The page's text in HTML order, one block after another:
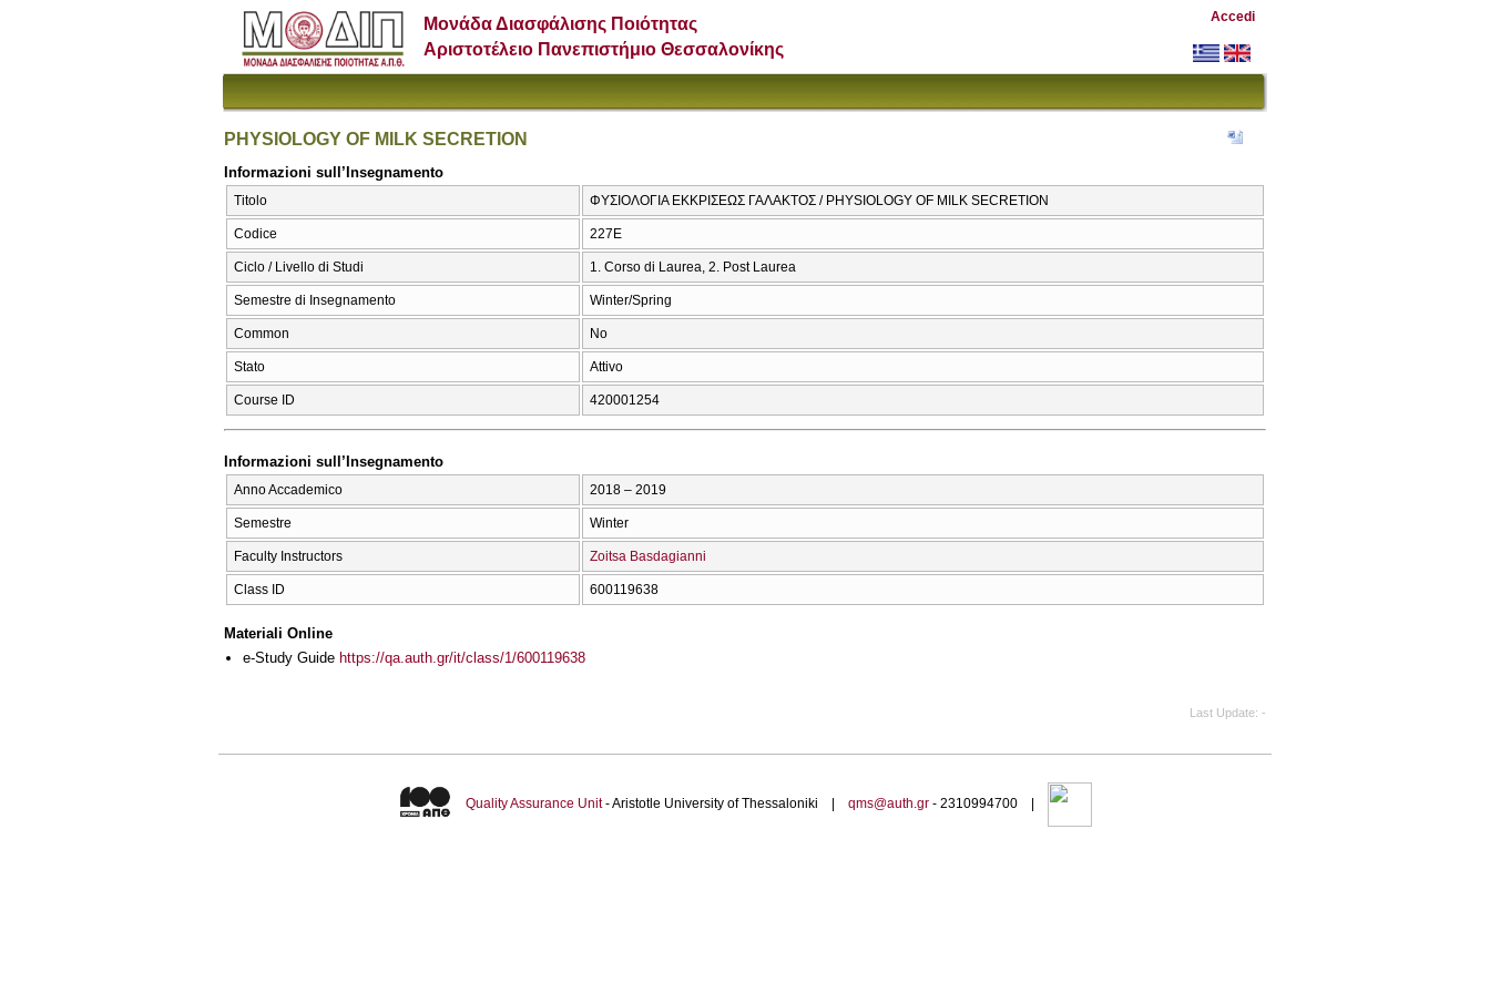
Μονάδα Διασφάλισης Ποιότητας
Αριστοτέλειο Πανεπιστήμιο Θεσσαλονίκης
Accedi
PHYSIOLOGY OF MILK SECRETION
Informazioni sull’Insegnamento
Titolo ΦΥΣΙΟΛΟΓΙΑ ΕΚΚΡΙΣΕΩΣ ΓΑΛΑΚΤΟΣ / PHYSIOLOGY OF MILK SECRETION
Codice 227Ε
Ciclo / Livello di Studi 1. Corso di Laurea, 2. Post Laurea
Semestre di Insegnamento Winter/Spring
Common No
Stato Attivo
Course ID 420001254
Informazioni sull’Insegnamento
Anno Accademico 2018 – 2019
Semestre Winter
Faculty Instructors Zoitsa Basdagianni
Class ID 600119638
Materiali Online
e-Study Guide https://qa.auth.gr/it/class/1/600119638
Last Update -
Quality Assurance Unit- Aristotle University of Thessaloniki | qms@auth.gr- 2310994700 |